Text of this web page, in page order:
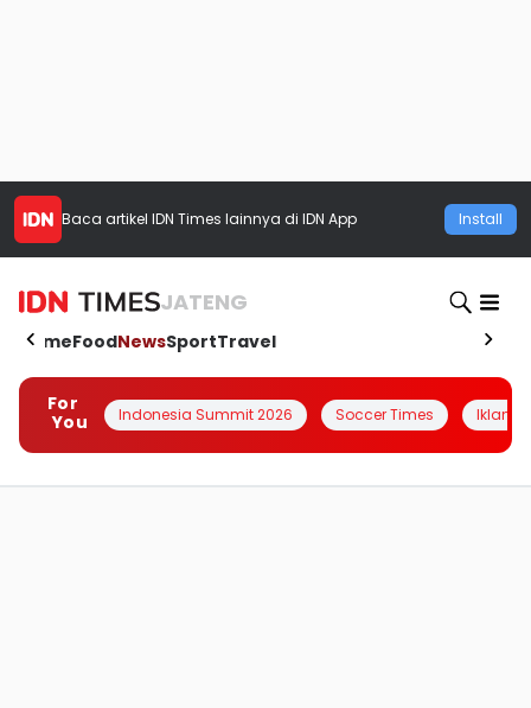
Baca artikel IDN Times lainnya di IDN App Install
JATENG
HomeFoodNewsSportTravel
For
You
Indonesia Summit 2026 Soccer Times Iklanin